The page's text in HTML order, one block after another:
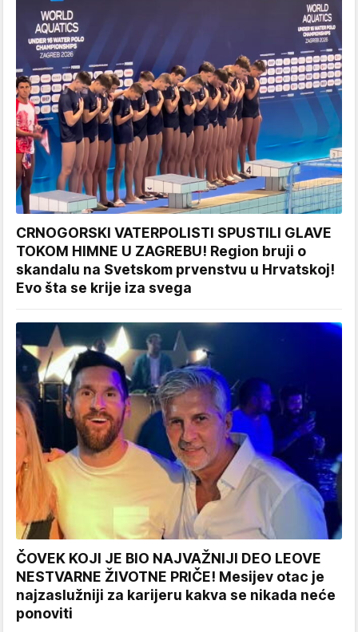
CRNOGORSKI VATERPOLISTI SPUSTILI GLAVE
TOKOM HIMNE U ZAGREBU! Region bruji o
skandalu na Svetskom prvenstvu u Hrvatskoj!
Evo šta se krije iza svega
ČOVEK KOJI JE BIO NAJVAŽNIJI DEO LEOVE
NESTVARNE ŽIVOTNE PRIČE! Mesijev otac je
najzaslužniji za karijeru kakva se nikada neće
ponoviti